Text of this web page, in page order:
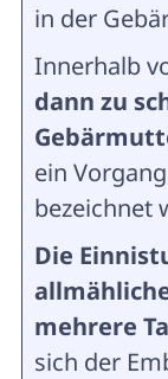
in der
Innerhalb
dann zu
ein
bezeichnet
Die
mehrere
sich der